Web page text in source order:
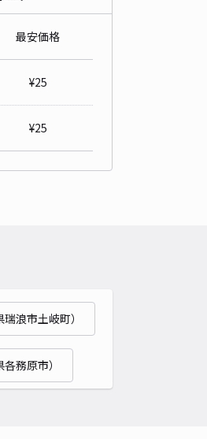
最安価格
¥25
¥25
浪市土岐町）
務原市）